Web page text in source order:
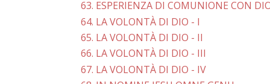
63. ESPERIENZA DI COMUNIONE CON
64. LA VOLONTÀ DI DIO - I
65. LA VOLONTÀ DI DIO - II
66. LA VOLONTÀ DI DIO - III
67. LA VOLONTÀ DI DIO - IV